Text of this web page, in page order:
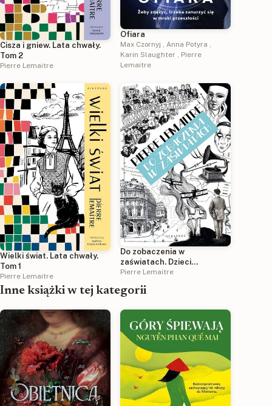
Cisza i gniew. Lata chwały.
Tom 2
Pierre Lemaitre
Ofiara
Max Czornyj , Anna Potyra ,
Karin Slaughter , Pierre
Lemaitre
Wielki świat. Lata chwały.
Tom 1
Pierre Lemaitre
Do zobaczenia w
zaświatach. Dzieci
katastrofy. Tom 1
Pierre Lemaitre
Inne książki w tej kategorii